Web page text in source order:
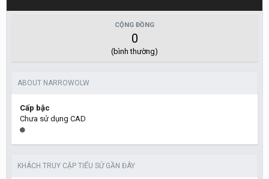
CỘNG ĐỒNG
0
(bình thường)
ABOUT NARROWOLW
Cấp bậc
Chưa sử dụng CAD
KHÁCH TRUY CẬP TIỂU SỬ GẦN ĐÂY